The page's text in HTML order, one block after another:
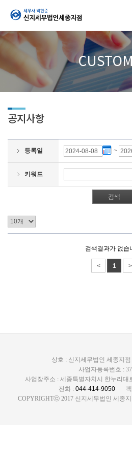
공지사항
등록일 ~
키워드
검색결과가 없습
< 1 >
상호 : 신지세무법인 세종지점
사업자등록번호 :
사업장주소 : 세종특별자치시 한누리대
전화 : 044-414-9050
COPYRIGHTⓒ 2017 신지세무법인 세종